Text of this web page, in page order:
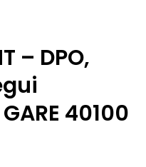
– DPO,
GARE 40100